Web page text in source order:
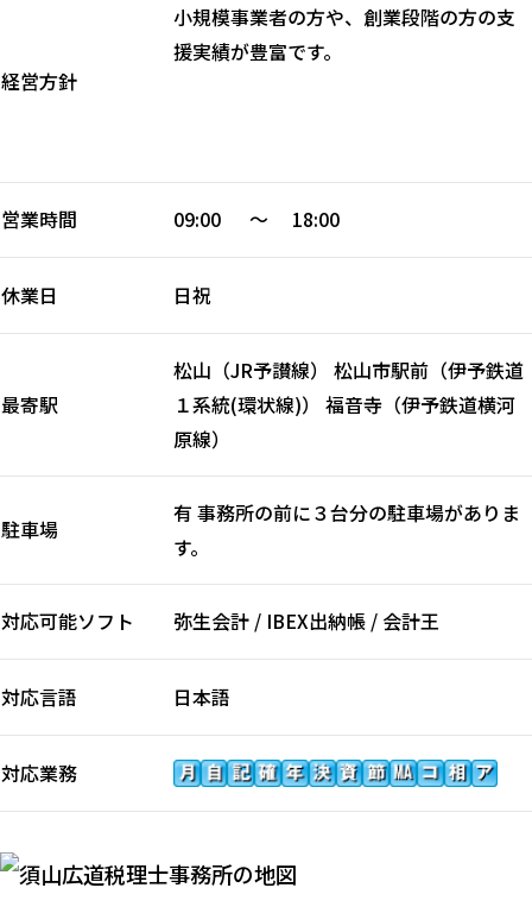
経営方針
小規模事業者の方や、創業段階の方の支
援実績が豊富です。
営業時間 09:00 ～ 18:00
休業日 日祝
最寄駅
松山（JR予讃線） 松山市駅前（伊予鉄道
１系統(環状線)） 福音寺（伊予鉄道横河
原線）
駐車場
有 事務所の前に３台分の駐車場がありま
す。
対応可能ソフト 弥生会計 / IBEX出納帳 / 会計王
対応言語 日本語
対応業務